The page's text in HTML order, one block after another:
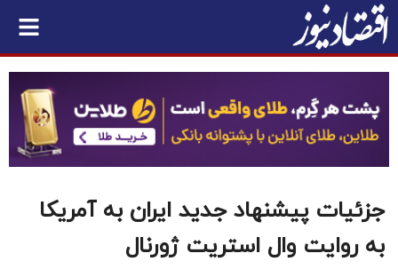
جزئیات پیشنهاد جدید ایران به آمریکا
به روایت وال استریت ژورنال